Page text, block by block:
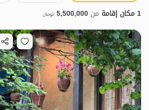
1 مكان إقامة من 5,500,000 تومان